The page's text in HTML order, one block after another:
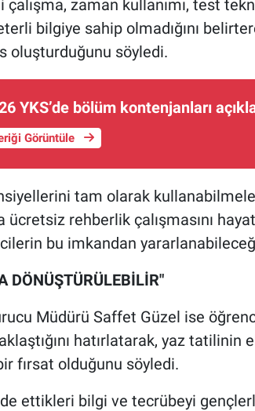
zaman kullanımı, test
bilgiye sahip olmadığını
oluşturduğunu söyledi.
YKS’de bölüm kontenjanları
Görüntüle
tam olarak
ücretsiz rehberlik çalışmasını
bu imkandan
DÖNÜŞTÜRÜLEBİLİR"
Müdürü Saffet Güzel ise
hatırlatarak, yaz tatilinin
fırsat olduğunu söyledi.
ettikleri bilgi ve tecrübeyi